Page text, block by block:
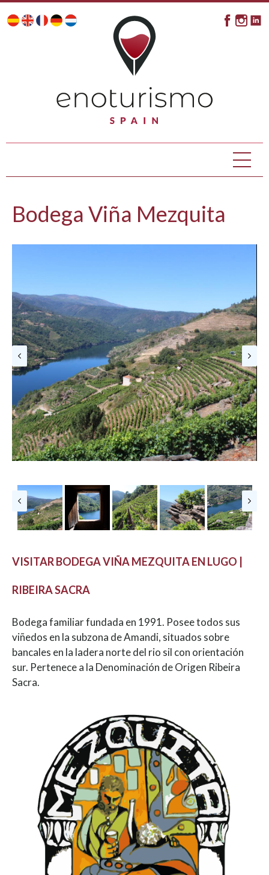
Bodega Viña Mezquita
VISITAR BODEGA VIÑA MEZQUITA EN LUGO |
RIBEIRA SACRA
Bodega familiar fundada en 1991. Posee todos sus
viñedos en la subzona de Amandi, situados sobre
bancales en la ladera norte del rio sil con orientación
sur. Pertenece a la Denominación de Origen Ribeira
Sacra.